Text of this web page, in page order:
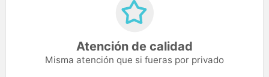
Atención de calidad
Misma atención que si fueras por privado